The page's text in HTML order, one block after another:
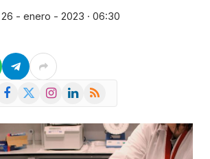
26 - enero - 2023 · 06:30
Facebook InstagramLinkedIn
RSS